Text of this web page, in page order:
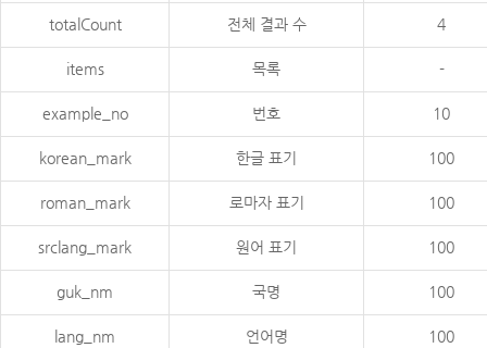
totalCount 전체 결과 수 4
items 목록 -
example_no 번호 10
korean_mark 한글 표기 100
roman_mark 로마자 표기 100
srclang_mark 원어 표기 100
guk_nm 국명 100
lang_nm 언어명 100